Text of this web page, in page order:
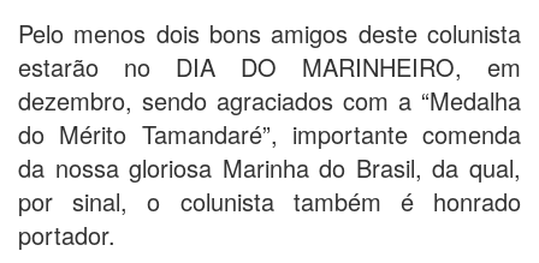
Pelo menos dois bons amigos deste colunista
estarão no DIA DO MARINHEIRO, em
dezembro, sendo agraciados com a “Medalha
do Mérito Tamandaré”, importante comenda
da nossa gloriosa Marinha do Brasil, da qual,
por sinal, o colunista também é honrado
portador.